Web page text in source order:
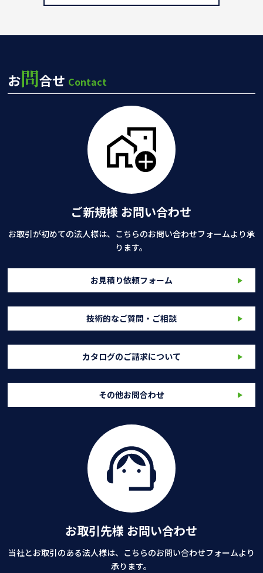
お問合せ Contact
ご新規様 お問い合わせ
お取引が初めての法人様は、こちらのお問い合わせフォームより承
ります。
お見積り依頼フォーム
技術的なご質問・ご相談
カタログのご請求について
その他お問合わせ
お取引先様 お問い合わせ
当社とお取引のある法人様は、こちらのお問い合わせフォームより
承ります。